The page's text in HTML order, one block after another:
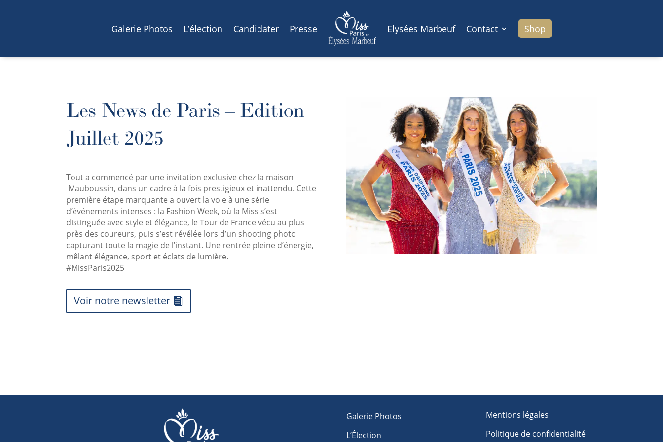
Galerie Photos L’élection Candidater Presse Elysées Marbeuf Contact Shop
Les News de Paris – Edition
Juillet 2025
Tout a commencé par une invitation exclusive chez la maison
Mauboussin, dans un cadre à la fois prestigieux et inattendu. Cette
première étape marquante a ouvert la voie à une série
d’événements intenses : la Fashion Week, où la Miss s’est
distinguée avec style et élégance, le Tour de France vécu au plus
près des coureurs, puis s’est révélée lors d’un shooting photo
capturant toute la magie de l’instant. Une rentrée pleine d’énergie,
mêlant élégance, sport et éclats de lumière.
#MissParis2025
Voir notre newsletter
Galerie Photos
L’Élection
Mentions légales
Politique de confidentialité